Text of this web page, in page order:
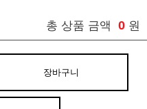
총 상품 금액 0 원
장바구니